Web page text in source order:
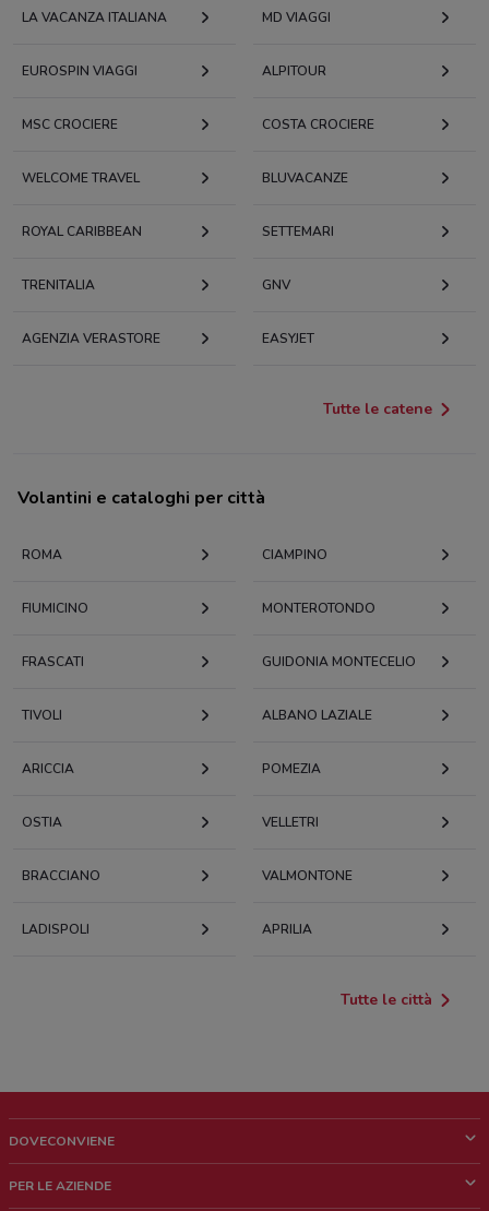
LA VACANZA ITALIANA MD VIAGGI
EUROSPIN VIAGGI ALPITOUR
MSC CROCIERE COSTA CROCIERE
WELCOME TRAVEL BLUVACANZE
ROYAL CARIBBEAN SETTEMARI
TRENITALIA GNV
AGENZIA VERASTORE EASYJET
Tutte le catene
Volantini e cataloghi per città
ROMA CIAMPINO
FIUMICINO MONTEROTONDO
FRASCATI GUIDONIA MONTECELIO
TIVOLI ALBANO LAZIALE
ARICCIA POMEZIA
OSTIA VELLETRI
BRACCIANO VALMONTONE
LADISPOLI APRILIA
Tutte le città
DOVECONVIENE
PER LE AZIENDE